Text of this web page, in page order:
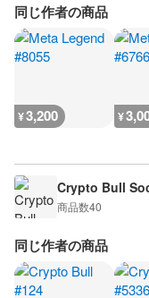
同じ作者の商品
¥3,200 ¥
Crypto Bull
商品数40
同じ作者の商品